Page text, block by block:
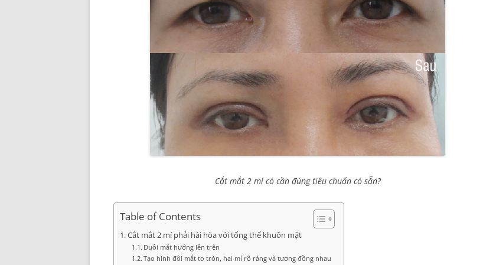
Cắt mắt 2 mí có cần đúng tiêu chuẩn có sẵn?
Table of Contents
Cắt mắt 2 mí phải hài hòa với tổng thể khuôn mặt
Đuôi mắt hướng lên trên
Tạo hình đôi mắt to tròn, hai mí rõ ràng và tương đồng nhau